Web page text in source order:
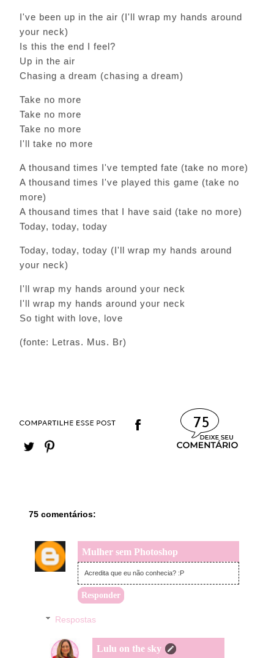
I've been up in the air (I'll wrap my hands around
your neck)
Is this the end I feel?
Up in the air
Chasing a dream (chasing a dream)
Take no more
Take no more
Take no more
I'll take no more
A thousand times I've tempted fate (take no more)
A thousand times I've played this game (take no
more)
A thousand times that I have said (take no more)
Today, today, today
Today, today, today (I'll wrap my hands around
your neck)
I'll wrap my hands around your neck
I'll wrap my hands around your neck
So tight with love, love
(fonte: Letras. Mus. Br)
75
75 comentários:
Mulher sem Photoshop
sábado, setembro 14, 2013
Acredita que eu não conhecia? :P
Responder
Respostas
Lulu on the sky